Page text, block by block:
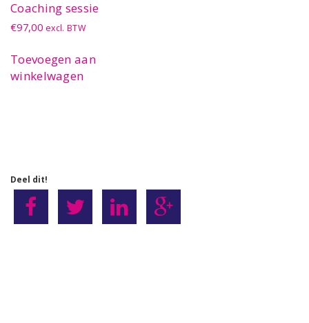
Coaching sessie
€97,00 excl. BTW
Toevoegen aan
winkelwagen
Deel dit!